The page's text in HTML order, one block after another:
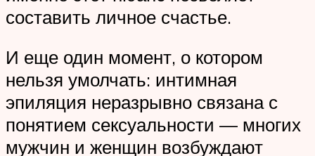
составить личное счастье.
И еще один момент, о котором
нельзя умолчать: интимная
эпиляция неразрывно связана с
понятием сексуальности — многих
мужчин и женщин возбуждают